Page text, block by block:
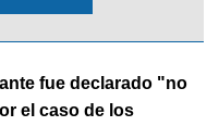
fue declarado "no
el caso de los